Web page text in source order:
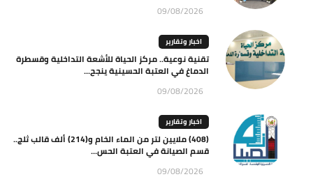
09/08/2026
اخبار وتقارير
تقنية نوعية.. مركز الحياة للأشعة التداخلية وقسطرة
الدماغ في العتبة الحسينية ينجح...
09/08/2026
اخبار وتقارير
(408) ملايين لتر من الماء الخام و(214) ألف قالب ثلج..
قسم الصيانة في العتبة الحس...
09/08/2026